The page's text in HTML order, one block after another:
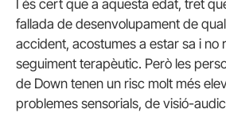
I és cert que a aquesta edat, tret
fallada de desenvolupament de
accident, acostumes a estar sa i no
seguiment terapèutic. Però les
de Down tenen un risc molt més
problemes sensorials, de visió-